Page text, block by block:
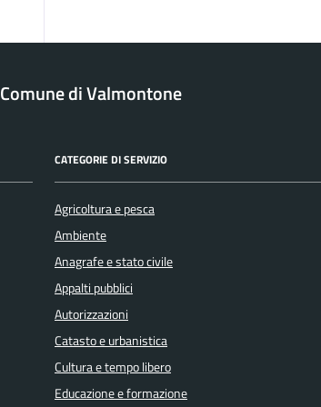
Comune di Valmontone
CATEGORIE DI SERVIZIO
Agricoltura e pesca
Ambiente
Anagrafe e stato civile
Appalti pubblici
Autorizzazioni
Catasto e urbanistica
Cultura e tempo libero
Educazione e formazione